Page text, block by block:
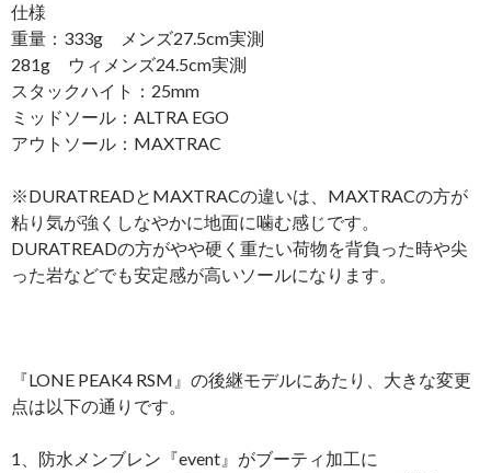
仕様
重量：333g メンズ27.5cm実測
281g ウィメンズ24.5cm実測
スタックハイト：25mm
ミッドソール：ALTRA EGO
アウトソール：MAXTRAC
※DURATREADとMAXTRACの違いは、MAXTRACの方が
粘り気が強くしなやかに地面に噛む感じです。
DURATREADの方がやや硬く重たい荷物を背負った時や尖
った岩などでも安定感が高いソールになります。
『LONE PEAK4 RSM』の後継モデルにあたり、大きな変更
点は以下の通りです。
1、防水メンブレン『event』がブーティ加工に